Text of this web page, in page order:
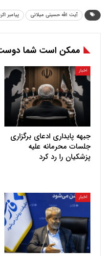
آیت الله حسینی میلانی پیامبر
ممکن است شما دوست
اخبار
جبهه پایداری ادعای برگزاری
جلسات محرمانه علیه
پزشکیان را رد کرد
اخبار